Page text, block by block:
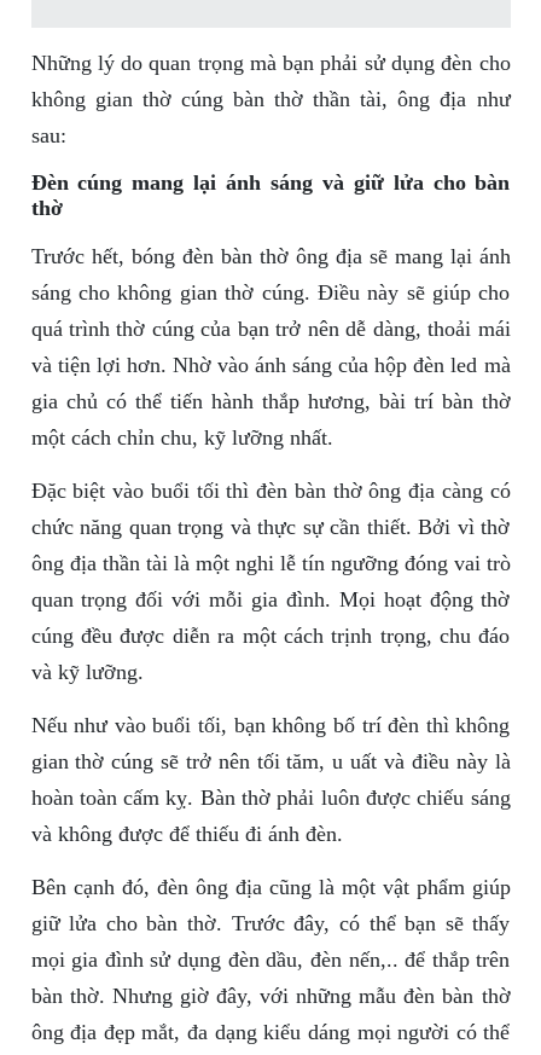
Những lý do quan trọng mà bạn phải sử dụng đèn cho
không gian thờ cúng bàn thờ thần tài, ông địa như
sau:
Đèn cúng mang lại ánh sáng và giữ lửa cho bàn
thờ
Trước hết, bóng đèn bàn thờ ông địa sẽ mang lại ánh
sáng cho không gian thờ cúng. Điều này sẽ giúp cho
quá trình thờ cúng của bạn trở nên dễ dàng, thoải mái
và tiện lợi hơn. Nhờ vào ánh sáng của hộp đèn led mà
gia chủ có thể tiến hành thắp hương, bài trí bàn thờ
một cách chỉn chu, kỹ lưỡng nhất.
Đặc biệt vào buổi tối thì đèn bàn thờ ông địa càng có
chức năng quan trọng và thực sự cần thiết. Bởi vì thờ
ông địa thần tài là một nghi lễ tín ngưỡng đóng vai trò
quan trọng đối với mỗi gia đình. Mọi hoạt động thờ
cúng đều được diễn ra một cách trịnh trọng, chu đáo
và kỹ lưỡng.
Nếu như vào buổi tối, bạn không bố trí đèn thì không
gian thờ cúng sẽ trở nên tối tăm, u uất và điều này là
hoàn toàn cấm kỵ. Bàn thờ phải luôn được chiếu sáng
và không được để thiếu đi ánh đèn.
Bên cạnh đó, đèn ông địa cũng là một vật phẩm giúp
giữ lửa cho bàn thờ. Trước đây, có thể bạn sẽ thấy
mọi gia đình sử dụng đèn dầu, đèn nến,.. để thắp trên
bàn thờ. Nhưng giờ đây, với những mẫu đèn bàn thờ
ông địa đẹp mắt, đa dạng kiểu dáng mọi người có thể